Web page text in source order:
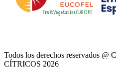
Todos los derechos reservados
CÍTRICOS 2026